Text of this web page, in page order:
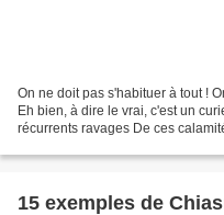
On ne doit pas s'habituer à tout !
Eh bien, à dire le vrai, c'est un
récurrents ravages De ces
15 exemples de